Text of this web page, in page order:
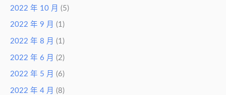
2022 年 10 月 (5)
2022 年 9 月 (1)
2022 年 8 月 (1)
2022 年 6 月 (2)
2022 年 5 月 (6)
2022 年 4 月 (8)